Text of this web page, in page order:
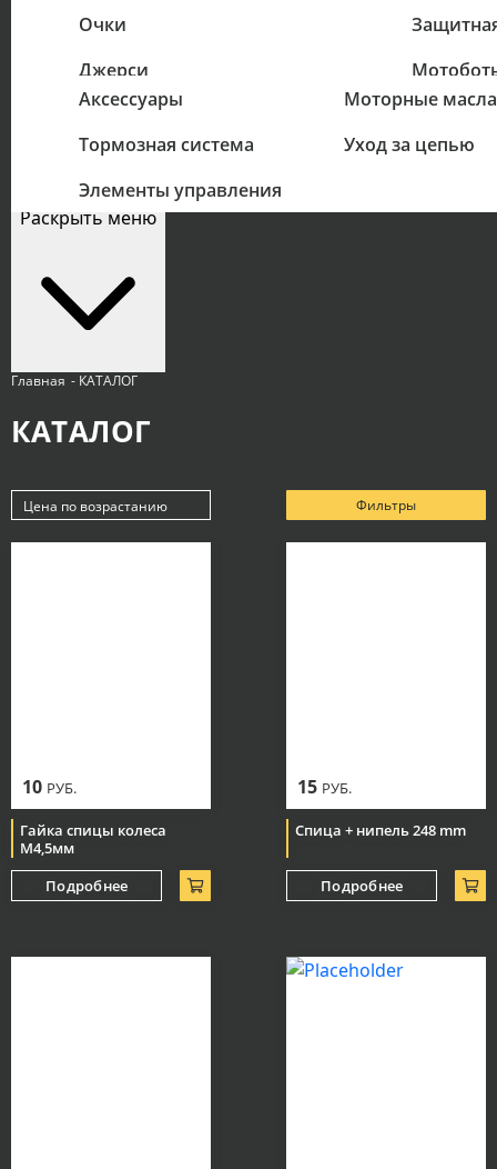
Очки
Джерси
Перчатки
Аксессуары
Тормозная система
Цепи
Элементы управления
Моторные масла
Уход за цепью
Главная - КАТАЛОГ
Цена по возрастанию
Новинки
Популярные
КАТАЛОГ
Фильтры
10 РУБ.
Гайка спицы колеса
М4,5мм
Подробнее
15 РУБ.
Спица + нипель 248 mm
Подробнее